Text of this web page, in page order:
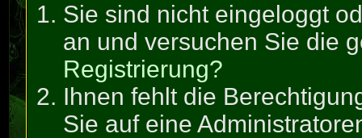
Sie sind nicht eingeloggt
an und versuchen Sie die
Registrierung?
Ihnen fehlt die
Sie auf eine